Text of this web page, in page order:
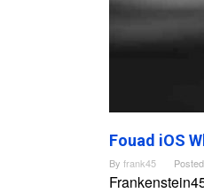
Fouad iOS
By frank45